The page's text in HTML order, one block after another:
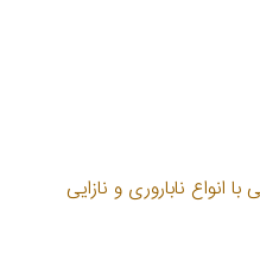
انواع ناباروری و نازایی